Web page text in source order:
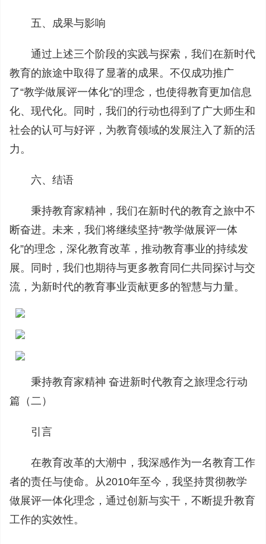
五、成果与影响
通过上述三个阶段的实践与探索，我们在新时代
教育的旅途中取得了显著的成果。不仅成功推广
了“教学做展评一体化”的理念，也使得教育更加信息
化、现代化。同时，我们的行动也得到了广大师生和
社会的认可与好评，为教育领域的发展注入了新的活
力。
六、结语
秉持教育家精神，我们在新时代的教育之旅中不
断奋进。未来，我们将继续坚持“教学做展评一体
化”的理念，深化教育改革，推动教育事业的持续发
展。同时，我们也期待与更多教育同仁共同探讨与交
流，为新时代的教育事业贡献更多的智慧与力量。
秉持教育家精神 奋进新时代教育之旅理念行动
篇（二）
引言
在教育改革的大潮中，我深感作为一名教育工作
者的责任与使命。从2010年至今，我坚持贯彻教学
做展评一体化理念，通过创新与实干，不断提升教育
工作的实效性。